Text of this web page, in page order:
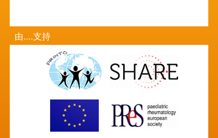
由....支持